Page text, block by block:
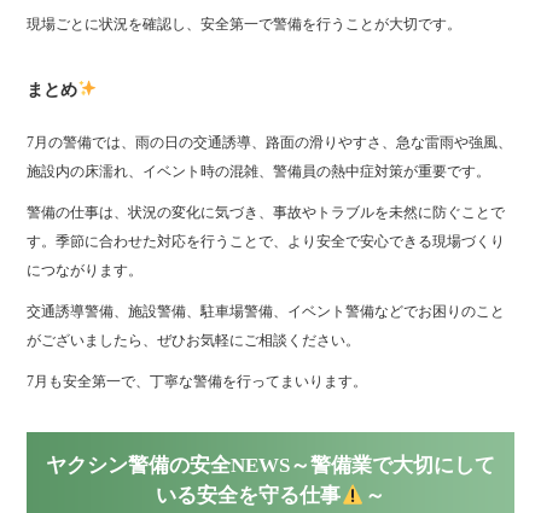
現場ごとに状況を確認し、安全第一で警備を行うことが大切です。
まとめ
7月の警備では、雨の日の交通誘導、路面の滑りやすさ、急な雷雨や強風、
施設内の床濡れ、イベント時の混雑、警備員の熱中症対策が重要です。
警備の仕事は、状況の変化に気づき、事故やトラブルを未然に防ぐことで
す。季節に合わせた対応を行うことで、より安全で安心できる現場づくり
につながります。
交通誘導警備、施設警備、駐車場警備、イベント警備などでお困りのこと
がございましたら、ぜひお気軽にご相談ください。
7月も安全第一で、丁寧な警備を行ってまいります。
ヤクシン警備の安全NEWS～警備業で大切にして
いる安全を守る仕事
～